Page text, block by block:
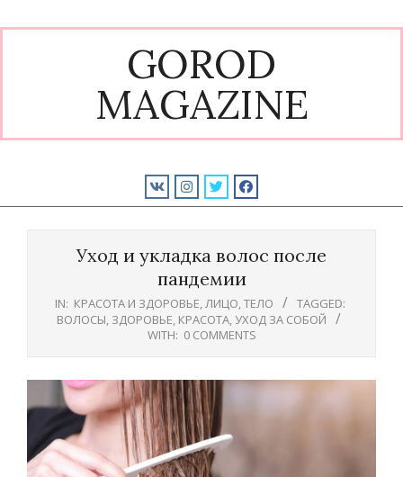
to
GOROD
MAGAZINE
Уход и укладка волос после
пандемии
IN: КРАСОТА И ЗДОРОВЬЕ,ЛИЦО,ТЕЛО
TAGGED:
ВОЛОСЫ, ЗДОРОВЬЕ, КРАСОТА, УХОД ЗА СОБОЙ
WITH: 0 COMMENTS